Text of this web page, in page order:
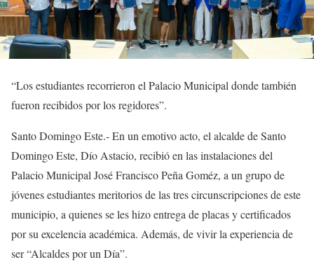
“Los estudiantes recorrieron el Palacio Municipal donde también
fueron recibidos por los regidores”.
Santo Domingo Este.- En un emotivo acto, el alcalde de Santo
Domingo Este, Dío Astacio, recibió en las instalaciones del
Palacio Municipal José Francisco Peña Goméz, a un grupo de
jóvenes estudiantes meritorios de las tres circunscripciones de este
municipio, a quienes se les hizo entrega de placas y certificados
por su excelencia académica. Además, de vivir la experiencia de
ser “Alcaldes por un Día”.